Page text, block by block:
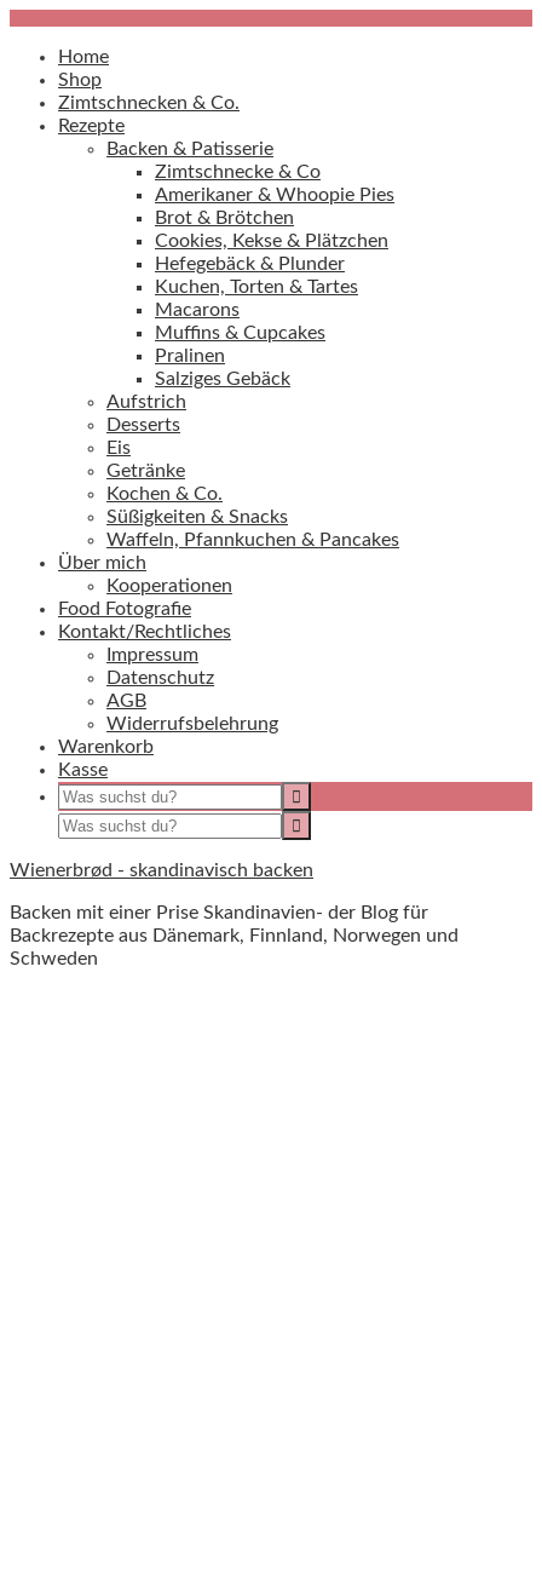
Home
Shop
Zimtschnecken & Co.
Rezepte
Backen & Patisserie
Zimtschnecke & Co
Amerikaner & Whoopie Pies
Brot & Brötchen
Cookies, Kekse & Plätzchen
Hefegebäck & Plunder
Kuchen, Torten & Tartes
Macarons
Muffins & Cupcakes
Pralinen
Salziges Gebäck
Aufstrich
Desserts
Eis
Getränke
Kochen & Co.
Süßigkeiten & Snacks
Waffeln, Pfannkuchen & Pancakes
Über mich
Kooperationen
Food Fotografie
Kontakt/Rechtliches
Impressum
Datenschutz
AGB
Widerrufsbelehrung
Warenkorb
Kasse
Wienerbrød - skandinavisch backen
Backen mit einer Prise Skandinavien- der Blog für
Backrezepte aus Dänemark, Finnland, Norwegen und
Schweden